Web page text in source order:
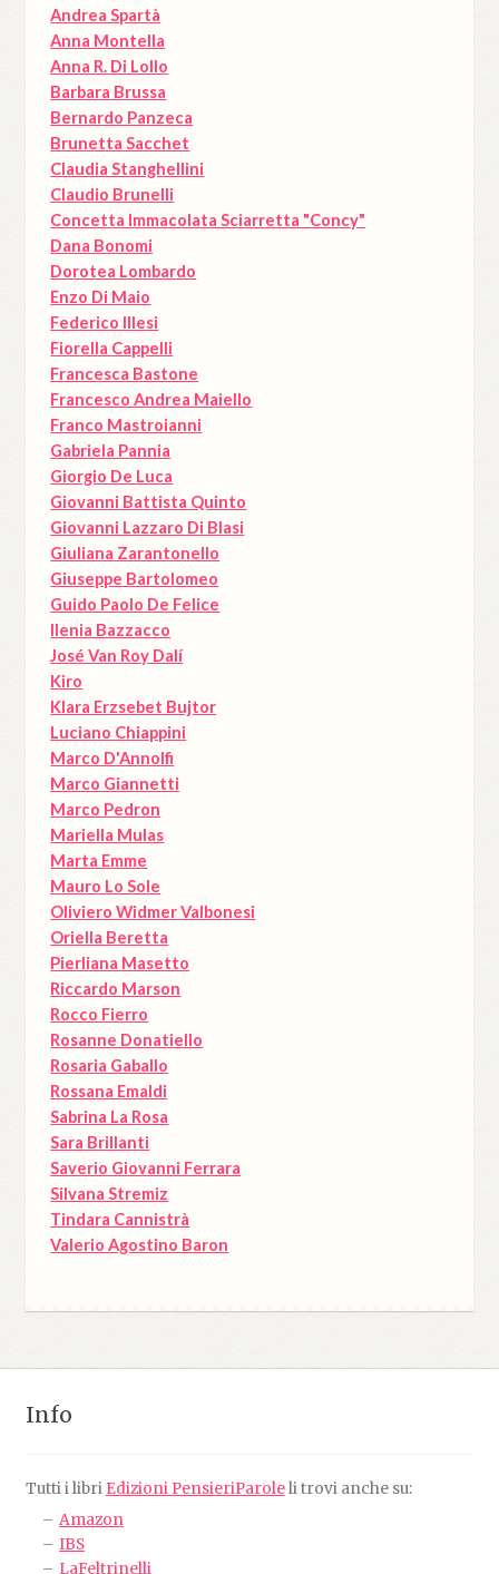
Andrea Spartà
Anna Montella
Anna R. Di Lollo
Barbara Brussa
Bernardo Panzeca
Brunetta Sacchet
Claudia Stanghellini
Claudio Brunelli
Concetta Immacolata Sciarretta "Concy"
Dana Bonomi
Dorotea Lombardo
Enzo Di Maio
Federico Illesi
Fiorella Cappelli
Francesca Bastone
Francesco Andrea Maiello
Franco Mastroianni
Gabriela Pannia
Giorgio De Luca
Giovanni Battista Quinto
Giovanni Lazzaro Di Blasi
Giuliana Zarantonello
Giuseppe Bartolomeo
Guido Paolo De Felice
Ilenia Bazzacco
José Van Roy Dalí
Kiro
Klara Erzsebet Bujtor
Luciano Chiappini
Marco D'Annolfi
Marco Giannetti
Marco Pedron
Mariella Mulas
Marta Emme
Mauro Lo Sole
Oliviero Widmer Valbonesi
Oriella Beretta
Pierliana Masetto
Riccardo Marson
Rocco Fierro
Rosanne Donatiello
Rosaria Gaballo
Rossana Emaldi
Sabrina La Rosa
Sara Brillanti
Saverio Giovanni Ferrara
Silvana Stremiz
Tindara Cannistrà
Valerio Agostino Baron
Info
Tutti i libri Edizioni PensieriParoleli trovi anche su:
Amazon
IBS
LaFeltrinelli